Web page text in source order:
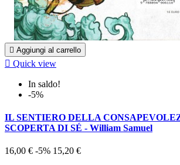
 Aggiungi al carrello
 Quick view
In saldo!
-5%
IL SENTIERO DELLA
SCOPERTA DI SÉ - William Samuel
16,00 € -5% 15,20 €